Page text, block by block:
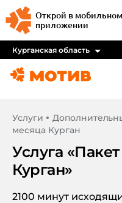
Открой в мобильном
приложении
Курганская область
Услуги
месяца Курган
Услуга «
Курган»
2100 минут